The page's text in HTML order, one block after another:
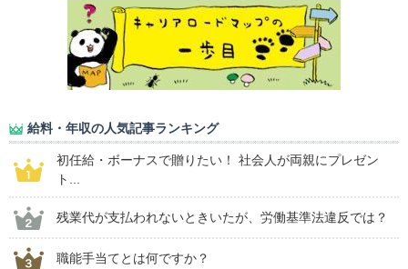
給料・年収の人気記事ランキング
初任給・ボーナスで贈りたい！ 社会人が両親にプレゼン
ト...
残業代が支払われないときいたが、労働基準法違反では？
職能手当てとは何ですか？